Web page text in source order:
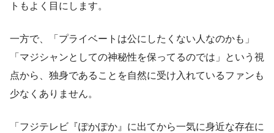
トもよく目にします。
一方で、「プライベートは公にしたくない人なのかも」
「マジシャンとしての神秘性を保ってるのでは」という視
点から、独身であることを自然に受け入れているファンも
少なくありません。
「フジテレビ『ぽかぽか』に出てから一気に身近な存在に